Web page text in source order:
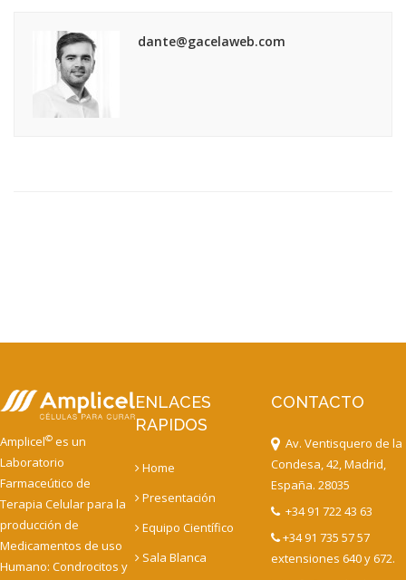
dante@gacelaweb.com
Amplicel© es un
Laboratorio
Farmaceútico de
Terapia Celular para la
producción de
Medicamentos de uso
Humano: Condrocitos y
ENLACES
RAPIDOS
Home
Presentación
Equipo Científico
Sala Blanca
CONTACTO
Av. Ventisquero de la
Condesa, 42, Madrid,
España. 28035
+34 91 722 43 63
+34 91 735 57 57
extensiones 640 y 672.